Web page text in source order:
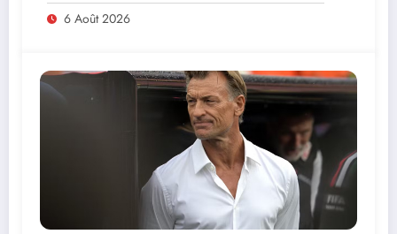
PREND PART À LA CÉRÉMONIE
6 Août 2026